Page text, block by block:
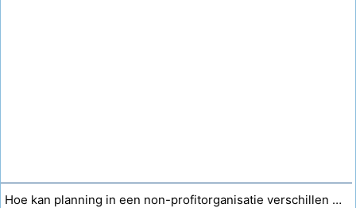
Hoe kan planning in een non-profitorganisatie verschillen van een winstorganisatie?